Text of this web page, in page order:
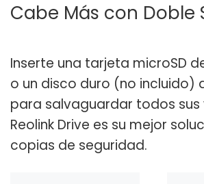
Cabe Más con Doble
Inserte una tarjeta microSD
o un disco duro (no incluido)
para salvaguardar todos sus
Reolink Drive es su mejor
copias de seguridad.